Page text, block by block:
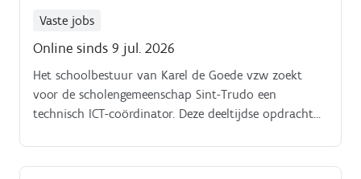
Vaste jobs
Online sinds 9 jul. 2026
Het schoolbestuur van Karel de Goede vzw zoekt
voor de scholengemeenschap Sint-Trudo een
technisch ICT-coördinator. Deze deeltijdse opdracht